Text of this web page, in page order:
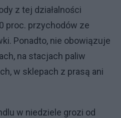
z tej działalności
proc. przychodów ze
Ponadto, nie obowiązuje
na stacjach paliw
w sklepach z prasą ani
w niedziele grozi od